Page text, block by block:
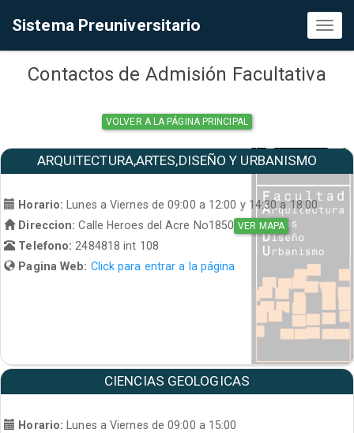
Sistema Preuniversitario
Contactos de Admisión Facultativa
VOLVER A LA PÁGINA PRINCIPAL
ARQUITECTURA,ARTES,DISEÑO Y URBANISMO
Horario:
Lunes a Viernes de 09:00 a 12:00 y 14:30 a 18:00
Direccion: Calle Heroes del Acre No1850 VER MAPA
Telefono: 2484818 int 108
Pagina Web: Click para entrar a la página
CIENCIAS GEOLOGICAS
Horario: Lunes a Viernes de 09:00 a 15:00